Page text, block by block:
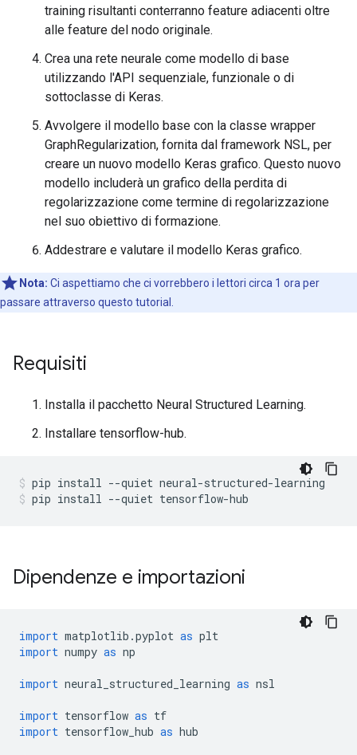
training risultanti conterranno feature adiacenti oltre
alle feature del nodo originale.
Crea una rete neurale come modello di base
utilizzando l'API sequenziale, funzionale o di
sottoclasse di Keras.
Avvolgere il modello base con la classe wrapper
GraphRegularization, fornita dal framework NSL, per
creare un nuovo modello Keras grafico. Questo nuovo
modello includerà un grafico della perdita di
regolarizzazione come termine di regolarizzazione
nel suo obiettivo di formazione.
Addestrare e valutare il modello Keras grafico.
Nota: Ci aspettiamo che ci vorrebbero i lettori circa 1 ora per
passare attraverso questo tutorial.
Requisiti
Installa il pacchetto Neural Structured Learning.
Installare tensorflow-hub.
pip install --quiet neural-structured-learning
pip install --quiet tensorflow-hub
Dipendenze e importazioni
import matplotlib .pyplot as plt
import numpy as np
import neural_structured_learning as nsl
import tensorflow as tf
import tensorflow_hub as hub